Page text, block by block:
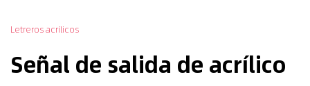
Letreros acrílicos
Señal de salida de acrílico